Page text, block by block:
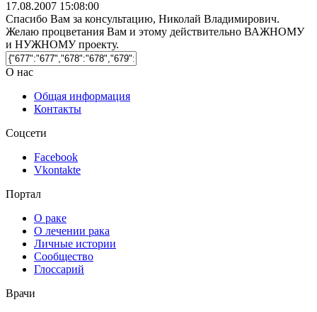
17.08.2007 15:08:00
Спасибо Вам за консультацию, Николай Владимирович.
Желаю процветания Вам и этому действительно ВАЖНОМУ
и НУЖНОМУ проекту.
О нас
Общая информация
Контакты
Соцсети
Facebook
Vkontakte
Портал
О раке
О лечении рака
Личные истории
Сообщество
Глоссарий
Врачи